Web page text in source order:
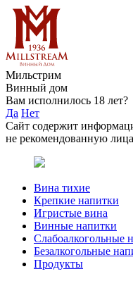
Мильстрим
Винный дом
Вам исполнилось 18 лет?
Да Нет
Сайт содержит
не рекомендованную
Вина тихие
Крепкие напитки
Игристые вина
Винные напитки
Слабоалкогольные
Безалкогольные
Продукты